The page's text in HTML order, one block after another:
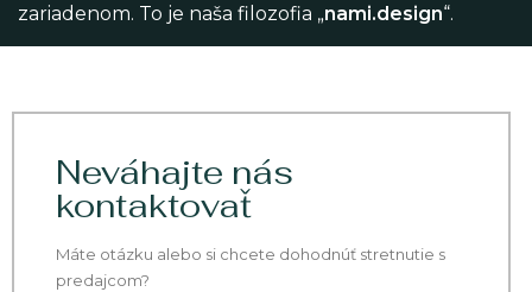
zariadenom. To je naša filozofia „nami.design“.
Neváhajte nás
kontaktovať
Máte otázku alebo si chcete dohodnúť stretnutie s
predajcom?